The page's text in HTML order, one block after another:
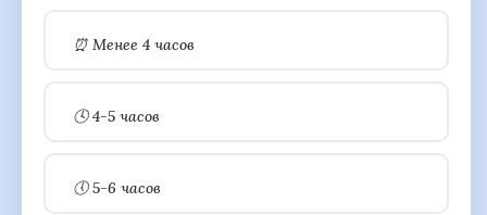
⏰ Менее 4 часов
🕓 4-5 часов
🕔 5-6 часов